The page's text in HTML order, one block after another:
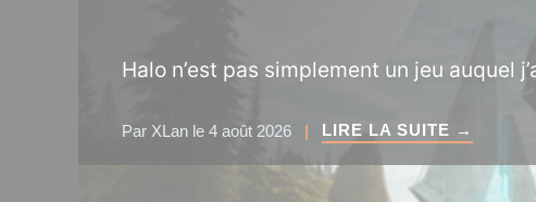
Halo n’est pas simplement un jeu auquel
Par XLan le 4 août 2026 | LIRE LA SUITE →